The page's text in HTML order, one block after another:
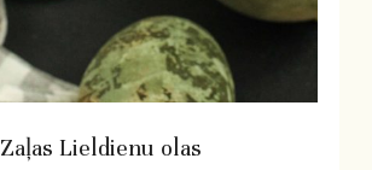
Zaļas Lieldienu olas